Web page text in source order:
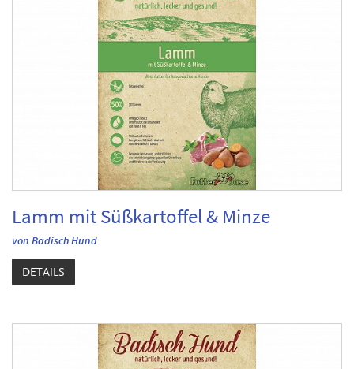
Lamm mit Süßkartoffel & Minze
von Badisch Hund
DETAILS